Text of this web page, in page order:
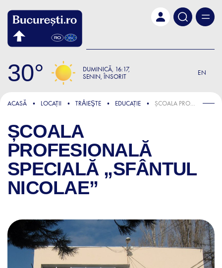
30 DUMINICĂ 16:17
SENIN, ÎNSORIT
EN
ACASĂ LOCAȚII TRǍIEŞTE EDUCAȚIE ȘCOALA PROFESIONALĂ SPECIALĂ „SFÂNTUL NICOLAE”
ȘCOALA
PROFESIONALĂ
SPECIALĂ „SFÂNTUL
NICOLAE”